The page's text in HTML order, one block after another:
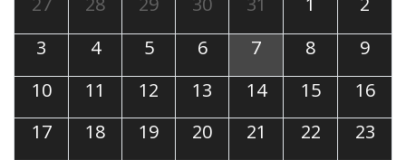
3
4 5 6 7 8
9
10
11 12 13 14 15
16
17
18 19 20 21 22
23